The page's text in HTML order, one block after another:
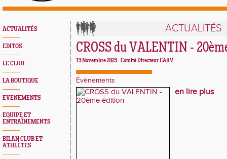
ACTUALITÉS
EDITOS
LE CLUB
LA BOUTIQUE
EVENEMENTS
EQUIPE ET
ENTRAÎNEMENTS
BILAN CLUB ET
ATHLÈTES
ACTUALITÉS
CROSS du VALENTIN -
19 Novembre 2025 -Comité Directeur EARV
Evènements
en lire plus